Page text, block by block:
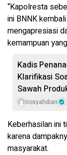
“Kapolresta
ini BNNK
mengapresiasi
kemampuan
Kadis
Klarifikasi
Sawah
riosyahdian
Keberhasilan ini
karena
masyarakat.